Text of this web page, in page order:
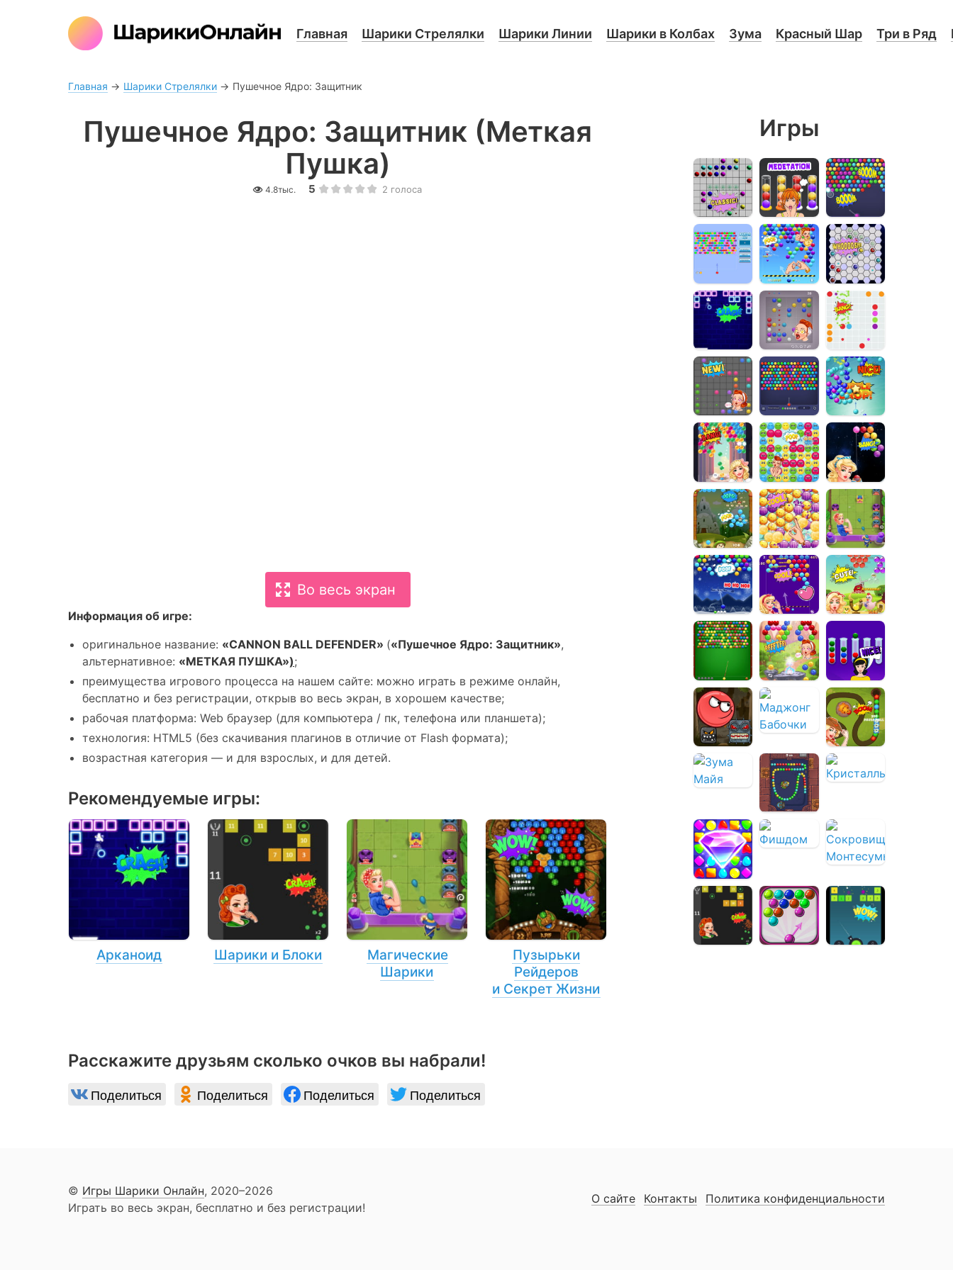
Главная Шарики Стрелялки Шарики Линии Шарики в Колбах Зума Красный Шар Три в Ряд
Главная → Шарики Стрелялки → Пушечное Ядро: Защитник
Пушечное Ядро: Защитник (Меткая
Пушка)
4.8тыс. 5 2 голоса
Во весь экран
Информация об игре:
оригинальное название: «CANNON BALL DEFENDER» («Пушечное Ядро: Защитник»,
альтернативное: «МЕТКАЯ ПУШКА»);
преимущества игрового процесса на нашем сайте: можно играть в режиме онлайн,
бесплатно и без регистрации, открыв во весь экран, в хорошем качестве;
рабочая платформа: Web браузер (для компьютера / пк, телефона или планшета);
технология: HTML5 (без скачивания плагинов в отличие от Flash формата);
возрастная категория — и для взрослых, и для детей.
Рекомендуемые игры:
Арканоид Шарики и Блоки
Магические
Шарики
Пузырьки
Рейдеров
и Секрет Жизни
Расскажите друзьям сколько очков вы набрали!
Поделиться Поделиться Поделиться Поделиться
Игры
© Игры Шарики Онлайн, 2020–2026
Играть во весь экран, бесплатно и без регистрации!
О сайте Контакты Политика конфиденциальности